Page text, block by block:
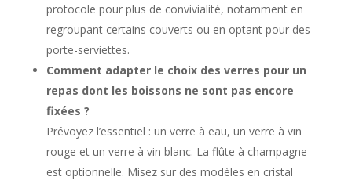
protocole pour plus de convivialité, notamment en
regroupant certains couverts ou en optant pour des
porte-serviettes.
Comment adapter le choix des verres pour un
repas dont les boissons ne sont pas encore
fixées ?
Prévoyez l’essentiel : un verre à eau, un verre à vin
rouge et un verre à vin blanc. La flûte à champagne
est optionnelle. Misez sur des modèles en cristal